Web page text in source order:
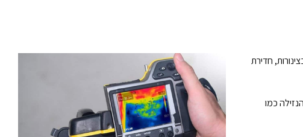
חדירת
כמו